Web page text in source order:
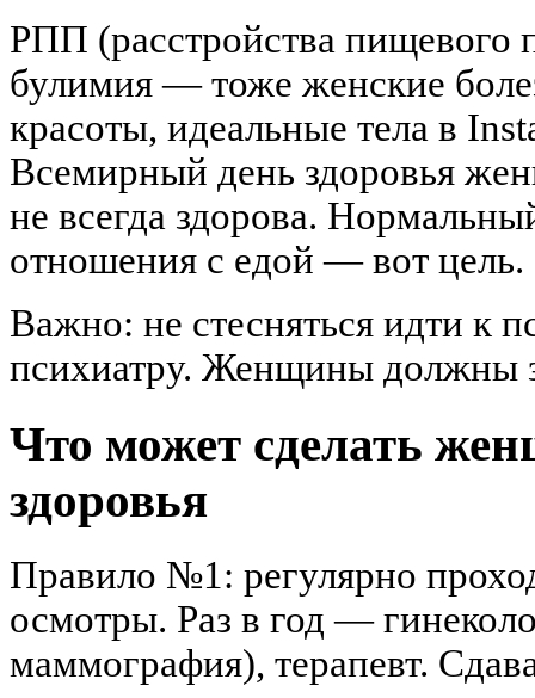
РПП (расстройства пищевого
булимия — тоже женские
красоты, идеальные тела в
Всемирный день здоровья
не всегда здорова.
отношения с едой — вот цель.
Важно: не стесняться идти к
психиатру. Женщины должны
Что может сделать
здоровья
Правило №1: регулярно
осмотры. Раз в год —
маммография), терапевт.